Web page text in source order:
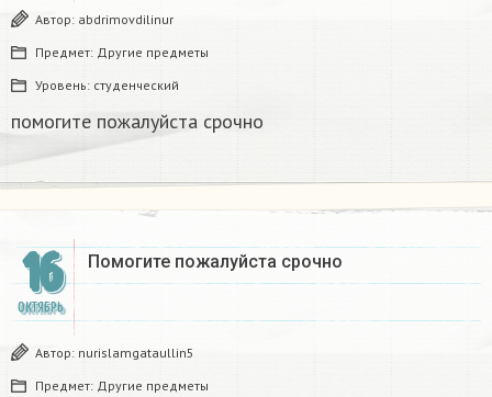
Автор: abdrimovdilinur
Предмет: Другие предметы
Уровень: студенческий
помогите пожалуйста срочно ​
16
ОКТЯБРЬ
Помогите пожалуйста срочно ​
Автор: nurislamgataullin5
Предмет: Другие предметы